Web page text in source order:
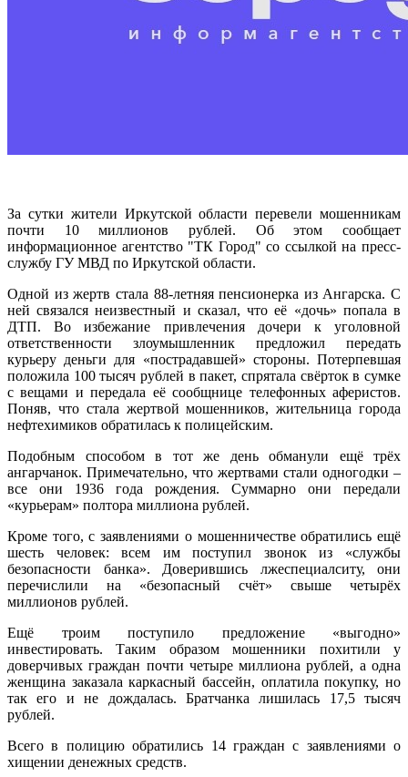
За сутки жители Иркутской области перевели мошенникам
почти 10 миллионов рублей. Об этом сообщает
информационное агентство "ТК Город" со ссылкой на пресс-
службу ГУ МВД по Иркутской области.
Одной из жертв стала 88-летняя пенсионерка из Ангарска. С
ней связался неизвестный и сказал, что её «дочь» попала в
ДТП. Во избежание привлечения дочери к уголовной
ответственности злоумышленник предложил передать
курьеру деньги для «пострадавшей» стороны. Потерпевшая
положила 100 тысяч рублей в пакет, спрятала свёрток в сумке
с вещами и передала её сообщнице телефонных аферистов.
Поняв, что стала жертвой мошенников, жительница города
нефтехимиков обратилась к полицейским.
Подобным способом в тот же день обманули ещё трёх
ангарчанок. Примечательно, что жертвами стали одногодки –
все они 1936 года рождения. Суммарно они передали
«курьерам» полтора миллиона рублей.
Кроме того, с заявлениями о мошенничестве обратились ещё
шесть человек: всем им поступил звонок из «службы
безопасности банка». Доверившись лжеспециалситу, они
перечислили на «безопасный счёт» свыше четырёх
миллионов рублей.
Ещё троим поступило предложение «выгодно»
инвестировать. Таким образом мошенники похитили у
доверчивых граждан почти четыре миллиона рублей, а одна
женщина заказала каркасный бассейн, оплатила покупку, но
так его и не дождалась. Братчанка лишилась 17,5 тысяч
рублей.
Всего в полицию обратились 14 граждан с заявлениями о
хищении денежных средств.